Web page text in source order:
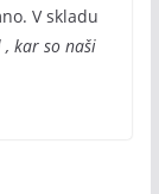
V skladu
, kar so naši